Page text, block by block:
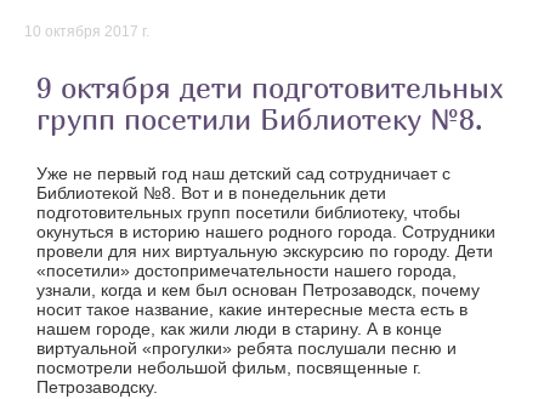
10 октября 2017 г.
9 октября дети подготовительных
групп посетили Библиотеку №8.
Уже не первый год наш детский сад сотрудничает с
Библиотекой №8. Вот и в понедельник дети
подготовительных групп посетили библиотеку, чтобы
окунуться в историю нашего родного города. Сотрудники
провели для них виртуальную экскурсию по городу. Дети
«посетили» достопримечательности нашего города,
узнали, когда и кем был основан Петрозаводск, почему
носит такое название, какие интересные места есть в
нашем городе, как жили люди в старину. А в конце
виртуальной «прогулки» ребята послушали песню и
посмотрели небольшой фильм, посвященные г.
Петрозаводску.